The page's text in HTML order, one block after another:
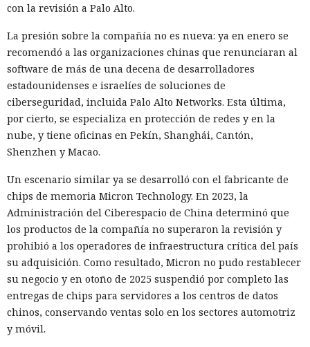
con la revisión a Palo Alto.
La presión sobre la compañía no es nueva: ya en enero se
recomendó a las organizaciones chinas que renunciaran al
software de más de una decena de desarrolladores
estadounidenses e israelíes de soluciones de
ciberseguridad, incluida Palo Alto Networks. Esta última,
por cierto, se especializa en protección de redes y en la
nube, y tiene oficinas en Pekín, Shanghái, Cantón,
Shenzhen y Macao.
Un escenario similar ya se desarrolló con el fabricante de
chips de memoria Micron Technology. En 2023, la
Administración del Ciberespacio de China determinó que
los productos de la compañía no superaron la revisión y
prohibió a los operadores de infraestructura crítica del país
su adquisición. Como resultado, Micron no pudo restablecer
su negocio y en otoño de 2025 suspendió por completo las
entregas de chips para servidores a los centros de datos
chinos, conservando ventas solo en los sectores automotriz
y móvil.
El sonado hackeo a Snowflake
no quedó impune: detenido el
autor, ya espera sentencia en
una celda.
10:34 / 07.08.2026
Hombre podría afrontar hasta 32 años de prisión por filtrar
secretos de 165 empresas.